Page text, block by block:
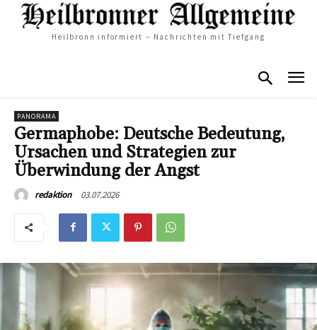
Heilbronn informiert – Nachrichten mit Tiefgang
PANORAMA
Germaphobe: Deutsche Bedeutung,
Ursachen und Strategien zur
Überwindung der Angst
redaktion 03.07.2026